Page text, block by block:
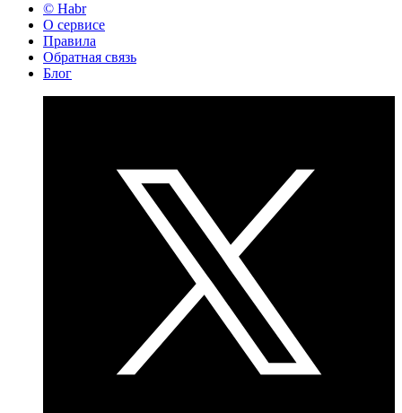
© Habr
О сервисе
Правила
Обратная связь
Блог